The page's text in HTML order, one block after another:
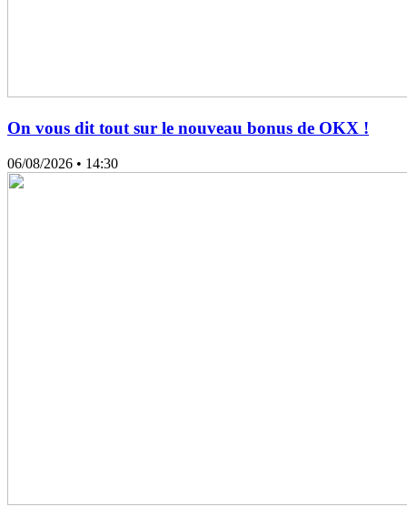
On vous dit tout sur le nouveau bonus de OKX !
06/08/2026 • 14:30